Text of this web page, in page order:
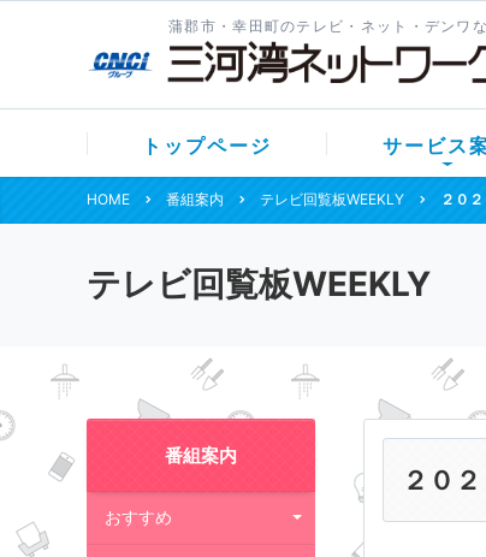
蒲郡市・幸田町のテレビ・ネット・デンワ
トップページ サービス
HOME 番組案内 テレビ回覧板WEEKLY ２０
テレビ回覧板WEEKLY
番組案内
おすすめ
２０